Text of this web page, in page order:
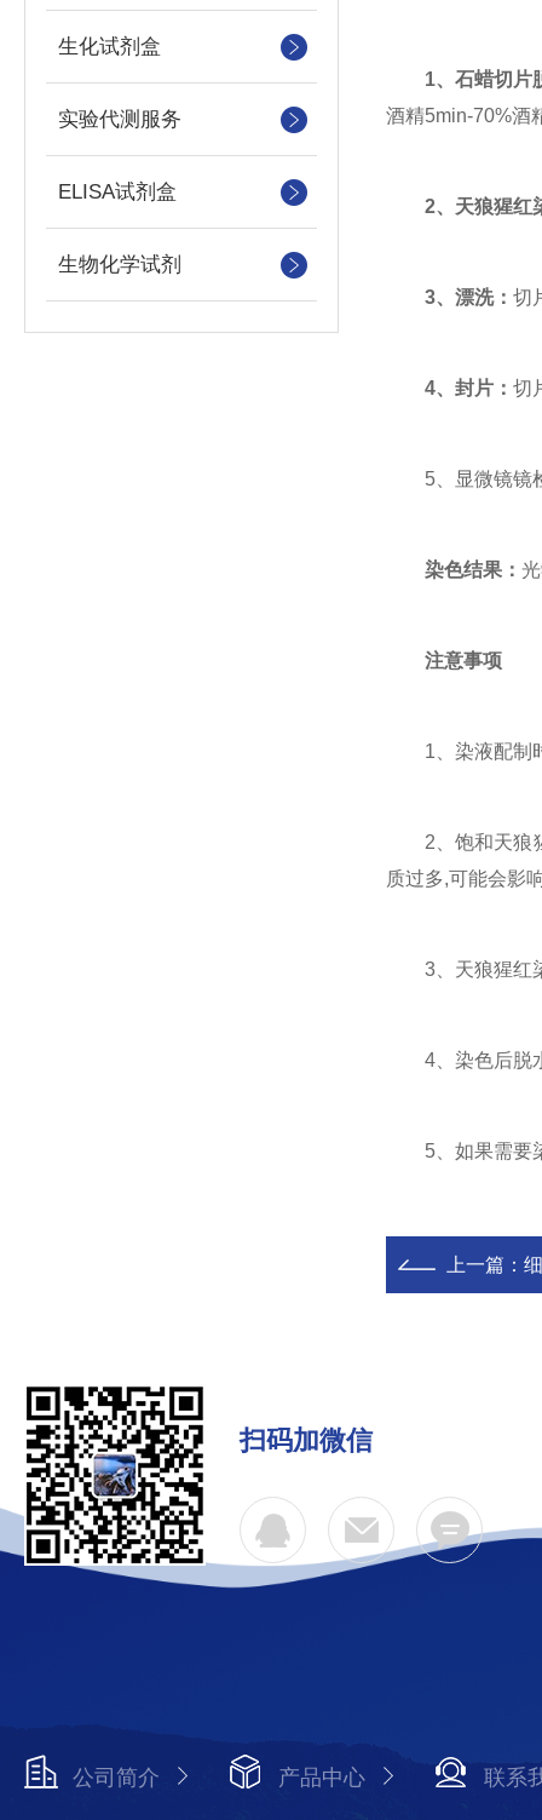
生化试剂盒
实验代测服务
ELISA试剂盒
生物化学试剂
1、石蜡切片
酒精5min-70%酒
2、天狼猩红
3、漂洗： 切
4、封片： 切
5、显微镜镜
染色结果：
注意事项
1、染液配制时,
2、饱和天狼猩
质过多,可能会影
3、天狼猩红染
4、染色后脱水
5、如果需要染
上一篇：
扫码加微信
公司简介 产品中心 联系